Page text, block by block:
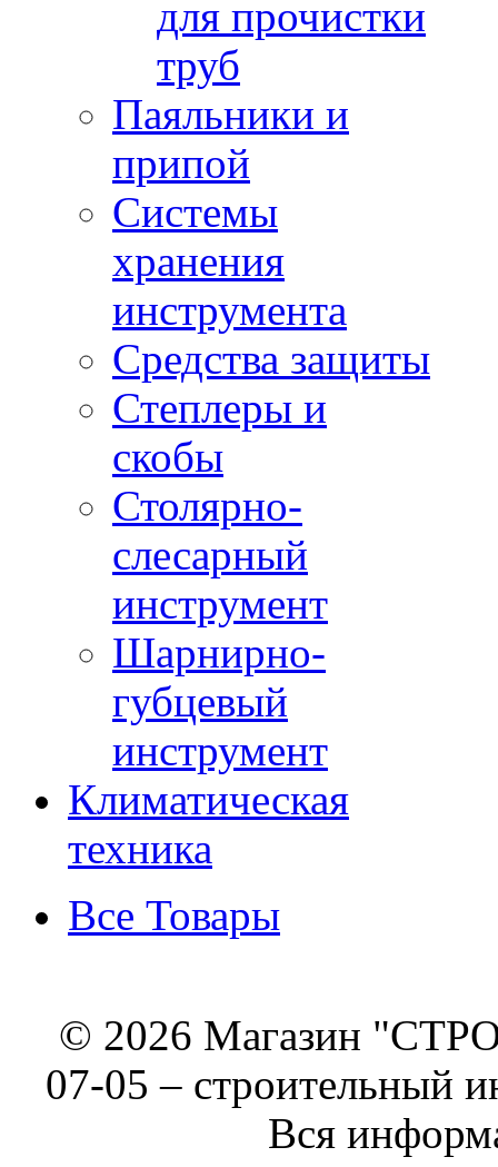
для прочистки
труб
Паяльники и
припой
Системы
хранения
инструмента
Средства защиты
Степлеры и
скобы
Столярно-
слесарный
инструмент
Шарнирно-
губцевый
инструмент
Климатическая
техника
Все Товары
© 2026 Магазин
07-05 – строительный
Вся